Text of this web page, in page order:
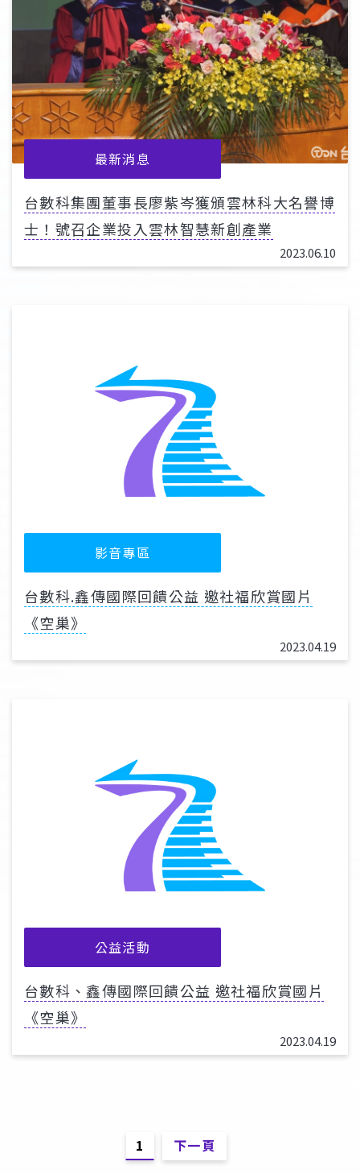
最新消息
台數科集團董事長廖紫岑獲頒雲林科大名譽博
士！號召企業投入雲林智慧新創產業
2023.06.10
影音專區
台數科.鑫傳國際回饋公益 邀社福欣賞國片
《空巢》
2023.04.19
公益活動
台數科、鑫傳國際回饋公益 邀社福欣賞國片
《空巢》
2023.04.19
1 下一頁